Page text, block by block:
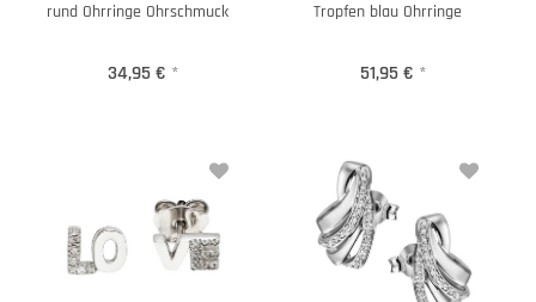
rund Ohrringe Ohrschmuck
34,95 € *
Tropfen blau Ohrringe
51,95 € *